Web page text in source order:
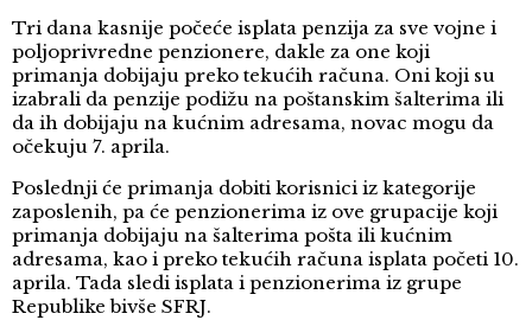
Tri dana kasnije počeće isplata penzija za sve vojne i
poljoprivredne penzionere, dakle za one koji
primanja dobijaju preko tekućih računa. Oni koji su
izabrali da penzije podižu na poštanskim šalterima ili
da ih dobijaju na kućnim adresama, novac mogu da
očekuju 7. aprila.
Poslednji će primanja dobiti korisnici iz kategorije
zaposlenih, pa će penzionerima iz ove grupacije koji
primanja dobijaju na šalterima pošta ili kućnim
adresama, kao i preko tekućih računa isplata početi 10.
aprila. Tada sledi isplata i penzionerima iz grupe
Republike bivše SFRJ.